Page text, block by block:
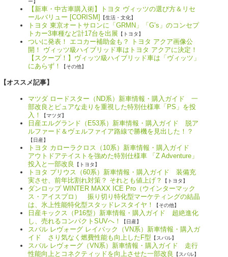
ー】
【新車・中古車購入術】トヨタ ヴィッツの選び方＆リセ
ールバリュー [CORISM]
【生活・文化】
トヨタ 東京オートサロンに「GRMN」「G’s」のコンセプ
トカー3車種など計17台を出展 【トヨタ】
ついに発表！ エコカー補助金も？ トヨタ アクア画像公
開！ ヴィッツ級ハイブリッド車はトヨタ アクアに決定！
【スクープ！】ヴィッツ級ハイブリッド車は「ヴィッツ」
にあらず！
【その他】
【オススメ記事】
マツダ ロードスター（ND系）新車情報・購入ガイド 一
部改良とピュアな走りを重視した特別仕様車「PS」を投
入！
【マツダ】
日産エルグランド（E53系）新車情報・購入ガイド 脱ア
ルファード＆ヴェルファイア路線で勝機を見出した！？
【日産】
トヨタ カローラクロス（10系）新車情報・購入ガイド
アウトドアテイストを強めた特別仕様車 「Z Adventure」
投入と一部改良
【トヨタ】
トヨタ プリウス（60系）新車情報・購入ガイド 装備充
実させ、前年比割れ対策？ それとも値上げ？
【トヨタ】
ダンロップ WINTER MAXX ICE Pro（ウインターマック
ス・アイスプロ） 振り切り特化型マーケティングの結晶
は、氷上性能特化型スタッドレスタイヤ！
【その他】
日産キックス（P16型）新車情報・購入ガイド 超絶進化
し、売れるコンパクトSUVへ！
【日産】
スバル レヴォーグ レイバック（VN系）新車情報・購入ガ
イド さり気なく燃費性能も向上したF型 【スバル】
スバル レヴォーグ（VN系）新車情報・購入ガイド 走行
性能向上とコネクティッドを向上させた一部改良
【スバル】